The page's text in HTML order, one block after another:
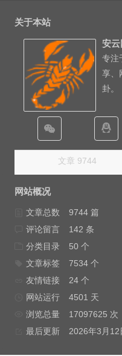
关于本站
安
专注
享、
卦。
文章 9744
网站概况
文章总数
9744 篇
评论留言
142 条
分类目录
50 个
文章标签
7534 个
友情链接
24 个
网站运行
4501 天
浏览总量
17097625 次
最后更新
2026年3月12